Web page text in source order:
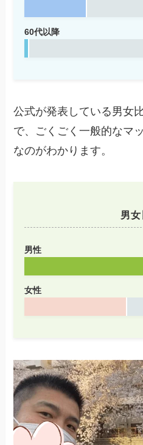
60代以降
公式が発表している男女
で、ごくごく一般的なマ
なのがわかります。
男
男性
女性